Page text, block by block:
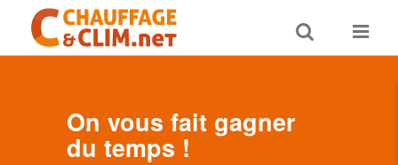
Toggle
search
Toggle
On vous fait gagner
du temps !